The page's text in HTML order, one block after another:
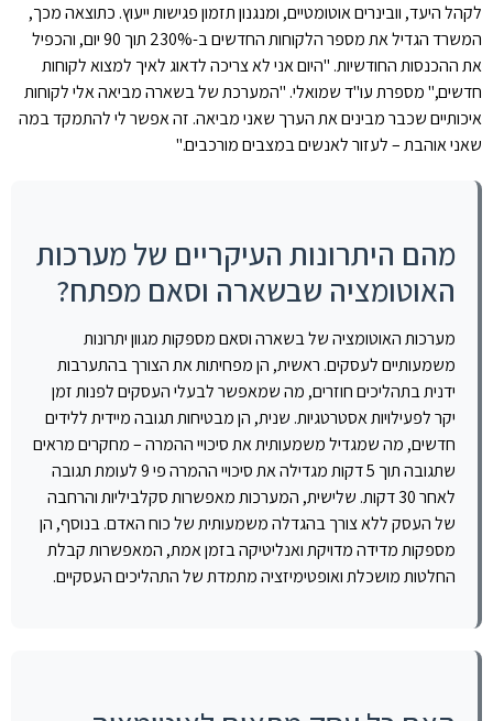
לקהל היעד, וובינרים אוטומטיים, ומנגנון תזמון פגישות ייעוץ. כתוצאה מכך,
המשרד הגדיל את מספר הלקוחות החדשים ב-230% תוך 90 יום, והכפיל
את ההכנסות החודשיות. "היום אני לא צריכה לדאוג לאיך למצוא לקוחות
חדשים," מספרת עו"ד שמואלי. "המערכת של בשארה מביאה אלי לקוחות
איכותיים שכבר מבינים את הערך שאני מביאה. זה אפשר לי להתמקד במה
שאני אוהבת – לעזור לאנשים במצבים מורכבים."
מהם היתרונות העיקריים של מערכות
האוטומציה שבשארה וסאם מפתח?
מערכות האוטומציה של בשארה וסאם מספקות מגוון יתרונות
משמעותיים לעסקים. ראשית, הן מפחיתות את הצורך בהתערבות
ידנית בתהליכים חוזרים, מה שמאפשר לבעלי העסקים לפנות זמן
יקר לפעילויות אסטרטגיות. שנית, הן מבטיחות תגובה מיידית ללידים
חדשים, מה שמגדיל משמעותית את סיכויי ההמרה – מחקרים מראים
שתגובה תוך 5 דקות מגדילה את סיכויי ההמרה פי 9 לעומת תגובה
לאחר 30 דקות. שלישית, המערכות מאפשרות סקלביליות והרחבה
של העסק ללא צורך בהגדלה משמעותית של כוח האדם. בנוסף, הן
מספקות מדידה מדויקת ואנליטיקה בזמן אמת, המאפשרות קבלת
החלטות מושכלת ואופטימיזציה מתמדת של התהליכים העסקיים.